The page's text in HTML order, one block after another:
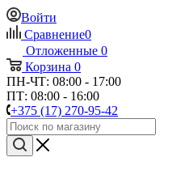
Войти
Сравнение0
Отложенные 0
Корзина 0
ПН-ЧТ: 08:00 - 17:00
ПТ: 08:00 - 16:00
+375 (17) 270-95-42